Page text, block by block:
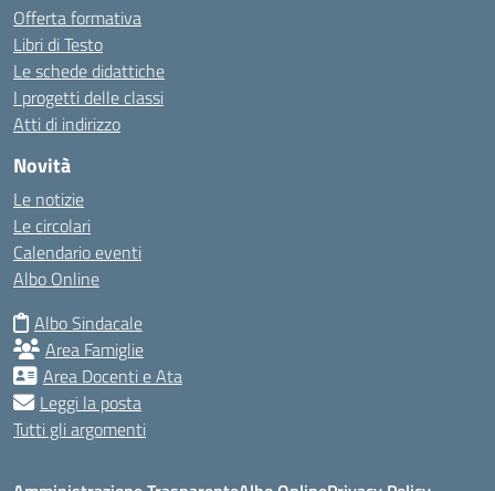
Offerta formativa
Libri di Testo
Le schede didattiche
I progetti delle classi
Atti di indirizzo
Novità
Le notizie
Le circolari
Calendario eventi
Albo Online
Albo Sindacale
Area Famiglie
Area Docenti e Ata
Leggi la posta
Tutti gli argomenti